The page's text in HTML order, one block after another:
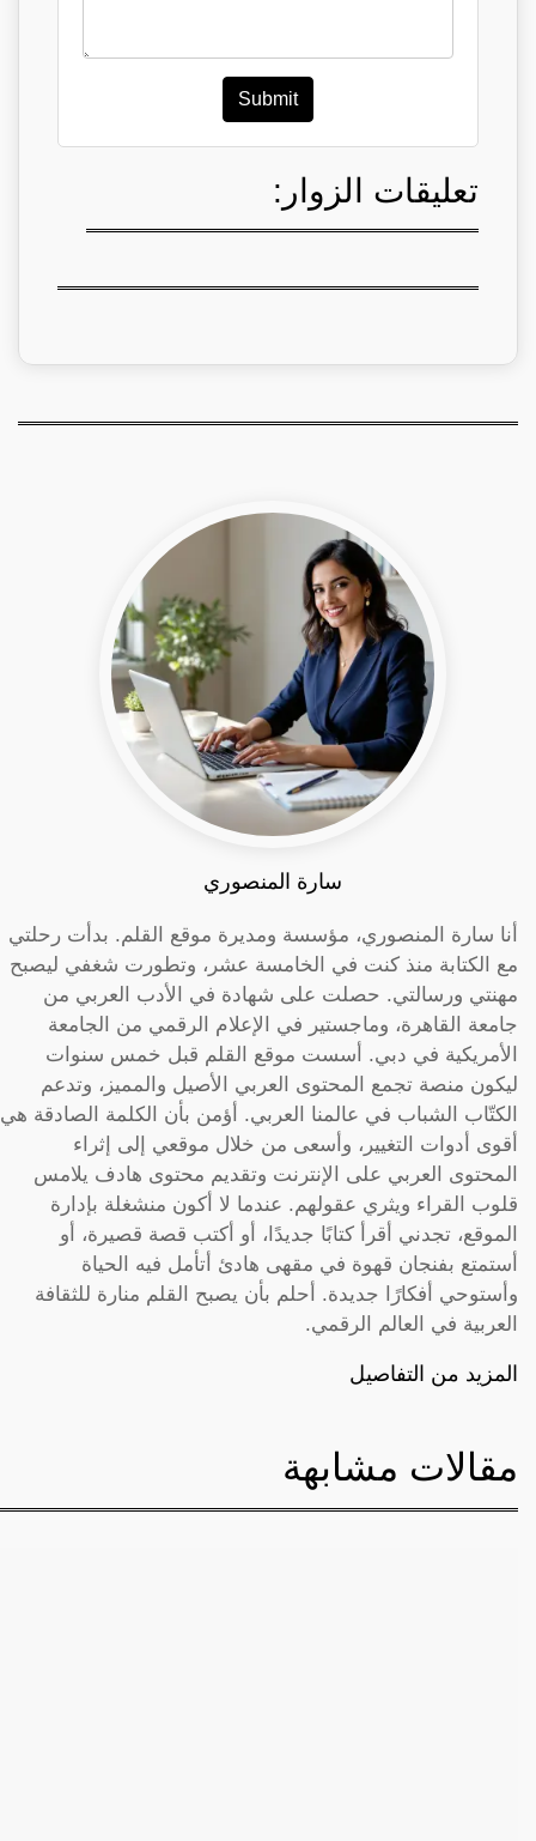
Submit
تعليقات الزوار:
سارة المنصوري
أنا سارة المنصوري، مؤسسة ومديرة موقع القلم. بدأت رحلتي
مع الكتابة منذ كنت في الخامسة عشر، وتطورت شغفي ليصبح
مهنتي ورسالتي. حصلت على شهادة في الأدب العربي من
جامعة القاهرة، وماجستير في الإعلام الرقمي من الجامعة
الأمريكية في دبي. أسست موقع القلم قبل خمس سنوات
ليكون منصة تجمع المحتوى العربي الأصيل والمميز، وتدعم
الكتّاب الشباب في عالمنا العربي. أؤمن بأن الكلمة الصادقة هي
أقوى أدوات التغيير، وأسعى من خلال موقعي إلى إثراء
المحتوى العربي على الإنترنت وتقديم محتوى هادف يلامس
قلوب القراء ويثري عقولهم. عندما لا أكون منشغلة بإدارة
الموقع، تجدني أقرأ كتابًا جديدًا، أو أكتب قصة قصيرة، أو
أستمتع بفنجان قهوة في مقهى هادئ أتأمل فيه الحياة
وأستوحي أفكارًا جديدة. أحلم بأن يصبح القلم منارة للثقافة
العربية في العالم الرقمي.
المزيد من التفاصيل
مقالات مشابهة